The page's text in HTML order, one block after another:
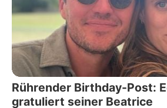
Rührender Birthday-Post:
gratuliert seiner Beatrice